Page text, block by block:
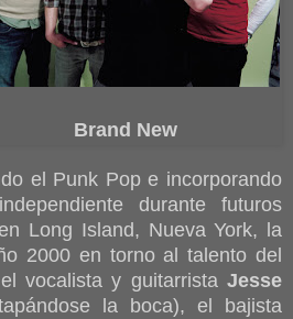
Brand New
el Punk Pop e incorporando
durante futuros
Long Island, Nueva York, la
2000 en torno al talento del
vocalista y guitarristaJesse
la boca), el bajista